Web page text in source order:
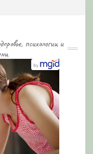
психологии и